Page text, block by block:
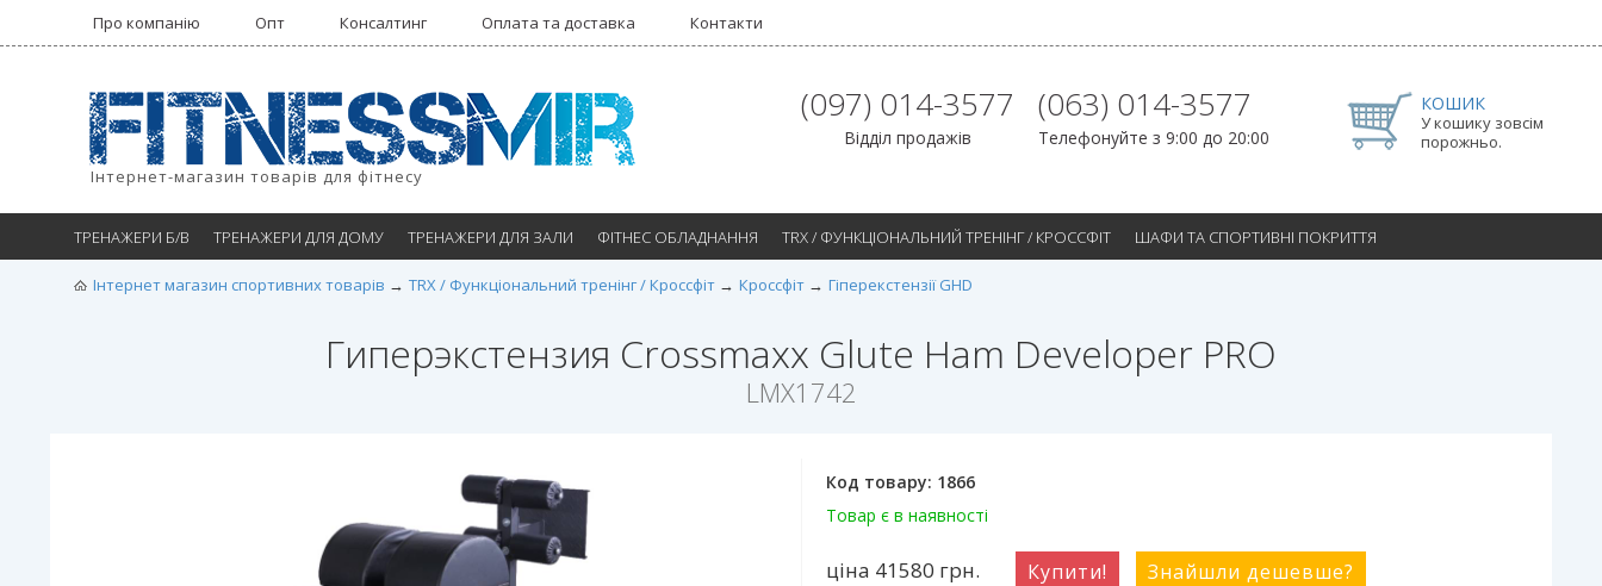
Про компанію Опт Консалтинг Оплата та доставка Контакти
Інтернет-магазин товарів для фітнесу
(063) 014-3577
Телефонуйте з 9:00 до 20:00
(097) 014-3577
Відділ продажів
КОШИК
У кошику зовсім
порожньо.
ТРЕНАЖЕРИ Б/В ТРЕНАЖЕРИ ДЛЯ ДОМУ ТРЕНАЖЕРИ ДЛЯ ЗАЛИ ФІТНЕС ОБЛАДНАННЯ TRX / ФУНКЦІОНАЛЬНИЙ ТРЕНІНГ / КРОССФІТ ШАФИ ТА СПОРТИВНІ ПОКРИТТЯ
Інтернет магазин спортивних товарів TRX / Функціональний тренінг / Кроссфіт Кроссфіт Гіперекстензії GHD
Гиперэкстензия Crossmaxx Glute Ham Developer PRO
LMX1742
Код товару: 1866
Товар є в наявності
ціна 41580 грн. Купити! Знайшли дешевше?